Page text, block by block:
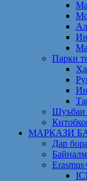
Парки
Шуъбаи
МАРКАЗИ
Дар